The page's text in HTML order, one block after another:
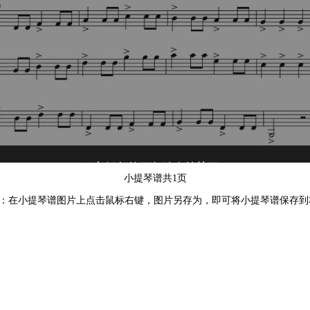
小提琴谱共1页
在小提琴谱图片上点击鼠标右键，图片另存为，即可将小提琴谱保存